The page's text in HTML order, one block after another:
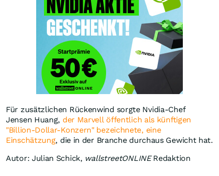
Für zusätzlichen Rückenwind sorgte Nvidia-Chef
Jensen Huang, der Marvell öffentlich als künftigen
"Billion-Dollar-Konzern" bezeichnete, eine
Einschätzung, die in der Branche durchaus Gewicht hat.
Autor: Julian Schick, wallstreetONLINERedaktion